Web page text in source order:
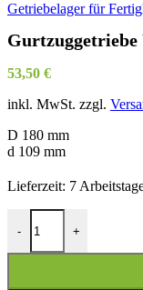
Getriebelager für
Gurtzuggetriebe
53,50 €
inkl. MwSt. zzgl.
D 180 mm
d 109 mm
Lieferzeit: 7
-
Gurtzuggetriebe
+